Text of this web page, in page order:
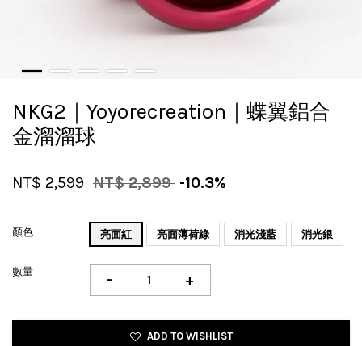
NKG2｜Yoyorecreation｜蝶翼鋁合
金溜溜球
NT$ 2,599 NT$ 2,899 -10.3%
顏色 亮面紅 亮面薄荷綠 消光淺藍 消光銀
數量 - +
ADD TO WISHLIST